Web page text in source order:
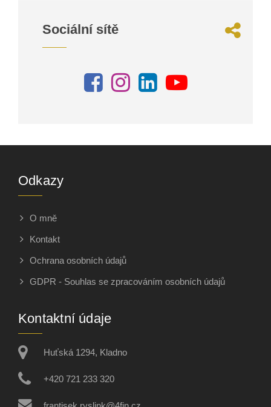
Sociální sítě
Odkazy
O mně
Kontakt
Ochrana osobních údajů
GDPR - Souhlas se zpracováním osobních údajů
Kontaktní údaje
Huťská 1294, Kladno
+420 721 233 320